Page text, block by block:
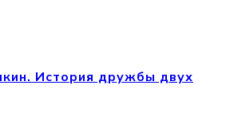
История дружбы двух